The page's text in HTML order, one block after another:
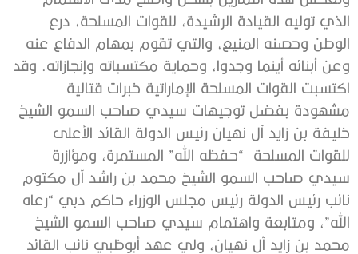
الذي توليه القيادة الرشيدة، للقوات المسلحة، درع
الوطن وحصنه المنيع، والتي تقوم بمهام الدفاع عنه
وعن أبنائه أينما وجدوا، وحماية مكتسباته وإنجازاته. وقد
اكتسبت القوات المسلحة الإماراتية خبرات قتالية
مشهودة بفضل توجيهات سيدي صاحب السمو الشيخ
خليفة بن زايد آل نهيان رئيس الدولة القائد الأعلى
للقوات المسلحة “حفظه الله” المستمرة، ومؤازرة
سيدي صاحب السمو الشيخ محمد بن راشد آل مكتوم
نائب رئيس الدولة رئيس مجلس الوزراء حاكم دبي “رعاه
الله”، ومتابعة واهتمام سيدي صاحب السمو الشيخ
محمد بن زايد آل نهيان، ولي عهد أبوظبي نائب القائد